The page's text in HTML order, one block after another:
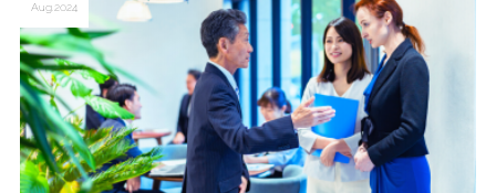
Aug 2024